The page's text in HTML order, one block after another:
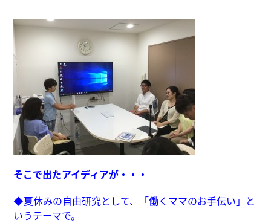
そこで出たアイディアが・・・
◆夏休みの自由研究として、「働くママのお手伝い」と
いうテーマで。